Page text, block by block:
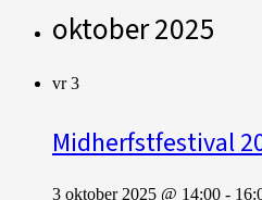
oktober 2025
vr3
Midherfstfestival
3 oktober 2025 @ 14:00 -